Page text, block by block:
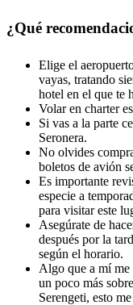
¿Qué
Elige el
vayas, tratando
hotel en el que te
Volar en charter
Si vas a la parte
Seronera.
No olvides
boletos de avión
Es importante
especie a
para visitar este
Asegúrate de
después por la
según el horario.
Algo que a mí me
un poco más
Serengeti, esto